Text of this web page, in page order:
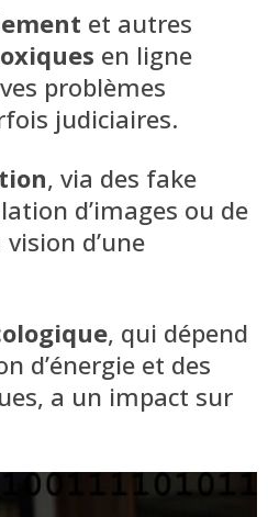
et autres
en ligne
problèmes
judiciaires.
, via des fake
d’images ou de
d’une
, qui dépend
d’énergie et des
a un impact sur